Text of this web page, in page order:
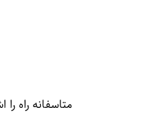
متاسفانه راه را